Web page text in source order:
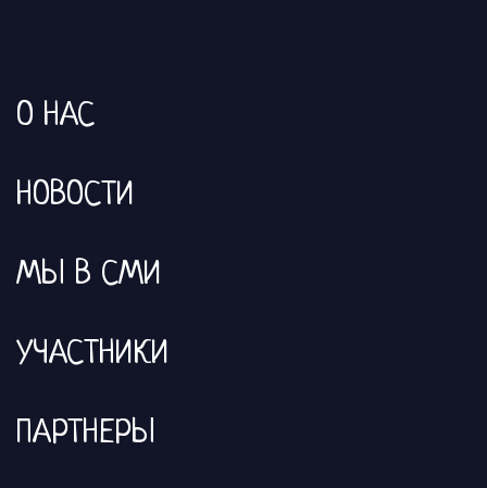
О НАС
НОВОСТИ
МЫ В СМИ
УЧАСТНИКИ
ПАРТНЕРЫ